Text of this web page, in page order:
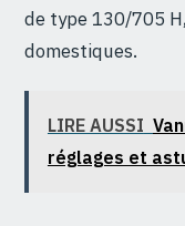
de type 130/705
domestiques.
LIRE AUSSI
réglages et